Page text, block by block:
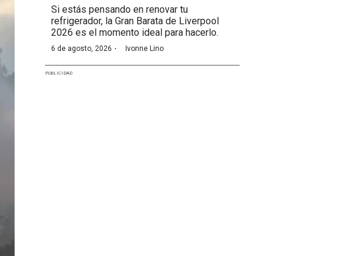
Si estás pensando en renovar tu
refrigerador, la Gran Barata de Liverpool
2026 es el momento ideal para hacerlo.
6 de agosto, 2026 · Ivonne Lino
PUBLICIDAD